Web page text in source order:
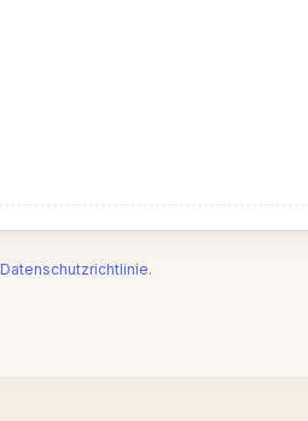
Datenschutzrichtlinie.